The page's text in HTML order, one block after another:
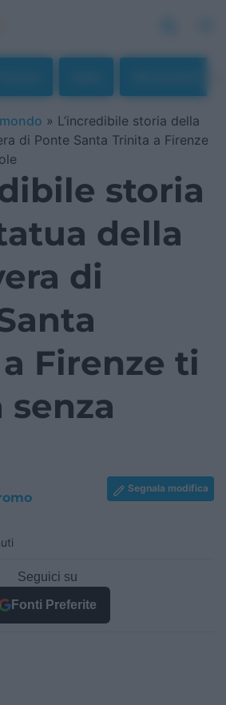
» L’incredibile storia della
di Ponte Santa Trinita a Firenze
storia
della
di
Firenze ti
senza
Segnala modifica
Seguici su
Fonti Preferite